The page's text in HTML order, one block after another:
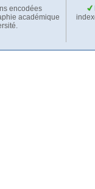
encodées
académique